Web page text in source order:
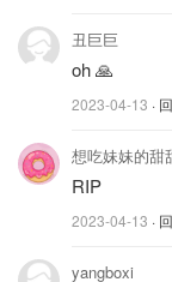
North Face 停车
丑巨巨
oh 🙏
2023-04-13 ·
想吃妹妹的甜
RIP
2023-04-13 ·
yangboxi